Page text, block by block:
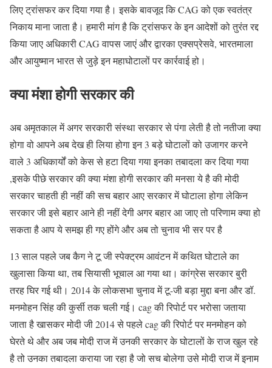
लिए ट्रांसफर कर दिया गया है। इसके बावजूद कि CAG को एक स्वतंत्र
निकाय माना जाता है। हमारी मांग है कि ट्रांसफर के इन आदेशों को तुरंत रद्द
किया जाए अधिकारी CAG वापस जाएं और द्वारका एक्सप्रेसवे, भारतमाला
और आयुष्मान भारत से जुड़े इन महाघोटालों पर कार्रवाई हो।
क्या मंशा होगी सरकार की
अब अमृतकाल में अगर सरकारी संस्था सरकार से पंगा लेती है तो नतीजा क्या
होगा वो आपने अब देख ही लिया होगा इन 3 बड़े घोटालों को उजागर करने
वाले 3 अधिकार्यों को केस से हटा दिया गया इनका तबादला कर दिया गया
,इसके पीछे सरकार की क्या मंशा होगी सरकार की मनसा ये है की मोदी
सरकार चाहती ही नहीं की सच बहार आए सरकार में घोटाला होगा लेकिन
सरकार जी इसे बहार आने ही नहीं देगी अगर बहार आ जाए तो परिणाम क्या हो
सकता है आप ये समझ ही गए होंगे और अब तो चुनाव भी सर पर है
13 साल पहले जब कैग ने टू जी स्पेक्ट्रम आवंटन में कथित घोटाले का
खुलासा किया था, तब सियासी भूचाल आ गया था। कांग्रेस सरकार बुरी
तरह घिर गई थी। 2014 के लोकसभा चुनाव में टू-जी बड़ा मुद्दा बना और डॉ.
मनमोहन सिंह की कुर्सी तक चली गई। cag की रिपोर्ट पर भरोसा जताया
जाता है खासकर मोदी जी 2014 से पहले cag की रिपोर्ट पर मनमोहन को
घेरते थे और अब जब मोदी राज में उनकी सरकार के घोटालों के राज खुल रहे
है तो उनका तबादला कराया जा रहा है जो सच बोलेगा उसे मोदी राज में इनाम